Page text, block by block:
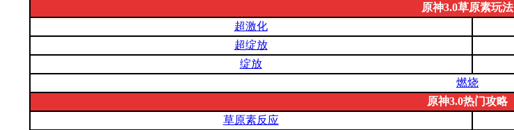
原神3.0草原素玩法
超激化
超绽放
绽放
燃烧
原神3.0热门攻略
草原素反应